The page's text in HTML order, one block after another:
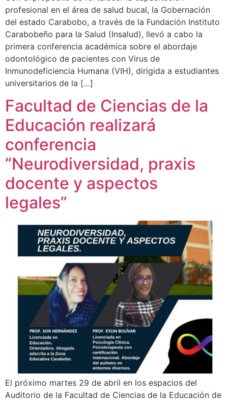
profesional en el área de salud bucal, la Gobernación
del estado Carabobo, a través de la Fundación Instituto
Carabobeño para la Salud (Insalud), llevó a cabo la
primera conferencia académica sobre el abordaje
odontológico de pacientes con Virus de
Inmunodeficiencia Humana (VIH), dirigida a estudiantes
universitarios de la […]
Facultad de Ciencias de la
Educación realizará
conferencia
“Neurodiversidad, praxis
docente y aspectos
legales”
El próximo martes 29 de abril en los espacios del
Auditorio de la Facultad de Ciencias de la Educación de